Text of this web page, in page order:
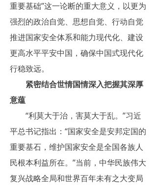
重要基础”这一论断的重大意义，以更为
强烈的政治自觉、思想自觉、行动自觉
推进国家安全体系和能力现代化、建设
更高水平平安中国，确保中国式现代化
行稳致远。
紧密结合世情国情深入把握其深厚
意蕴
“利莫大于治，害莫大于乱。”习近
平总书记指出：“国家安全是安邦定国的
重要基石，维护国家安全是全国各族人
民根本利益所在。”当前，中华民族伟大
复兴战略全局和世界百年未有之大变局